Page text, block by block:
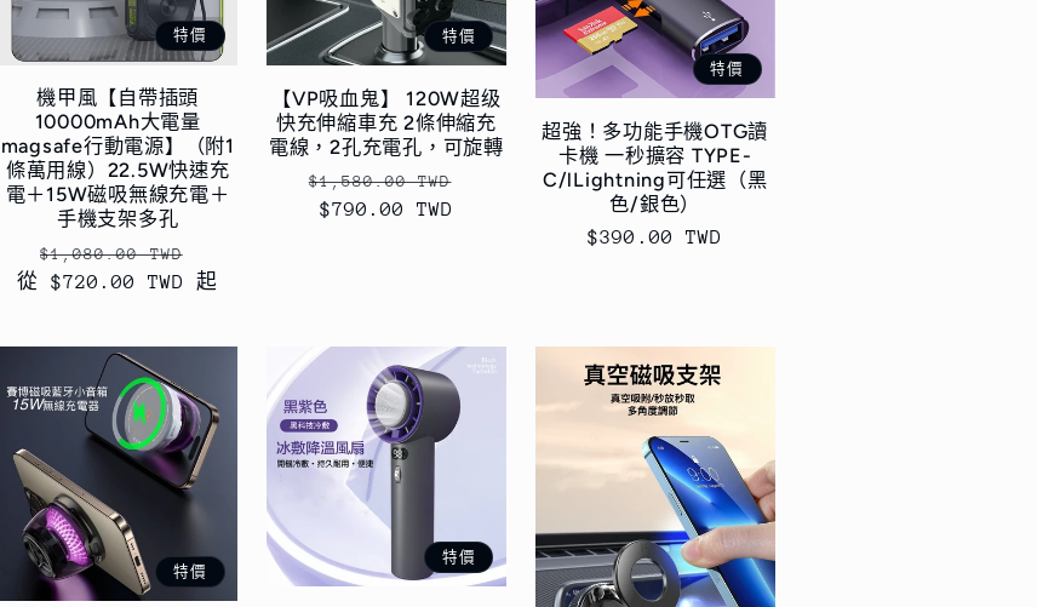
特價
機甲風【自帶插頭
10000mAh大電量
magsafe行動電源】（附1
條萬用線）22.5W快速充
電＋15W磁吸無線充電＋
手機支架多孔
定
價
$1,080.00 TWD
價
從 $720.00 TWD 起
特價
【VP吸血鬼】 120W超级
快充伸縮車充 2條伸縮充
電線，2孔充電孔，可旋轉
定
價
$1,580.00 TWD
$790.00 TWD
特價
超強！多功能手機OTG讀
卡機 一秒擴容 TYPE-
C/lLightning可任選（黑
色/銀色）
售
$390.00 TWD
特價
特價